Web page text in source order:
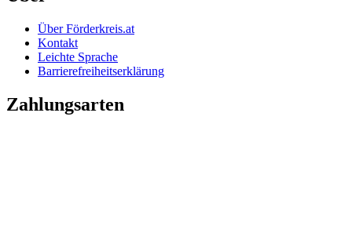
Über Förderkreis.at
Kontakt
Leichte Sprache
Barrierefreiheitserklärung
Zahlungsarten